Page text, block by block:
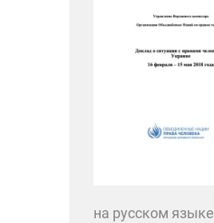
на русском языке